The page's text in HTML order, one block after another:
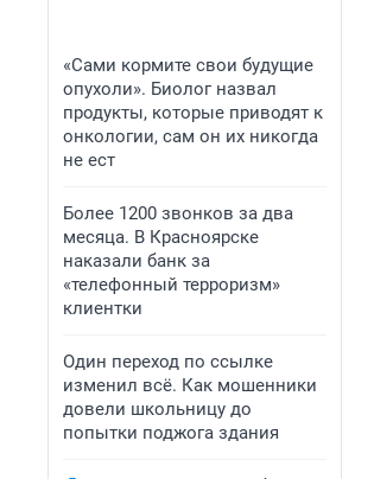
«Сами кормите свои будущие
опухоли». Биолог назвал
продукты, которые приводят к
онкологии, сам он их никогда
не ест
Более 1200 звонков за два
месяца. В Красноярске
наказали банк за
«телефонный терроризм»
клиентки
Один переход по ссылке
изменил всё. Как мошенники
довели школьницу до
попытки поджога здания